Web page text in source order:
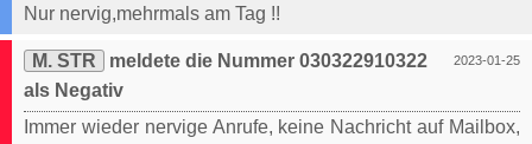
Nur nervig,mehrmals am Tag !!
2023-01-25
M. STR
meldete die Nummer 030322910322
als Negativ
Immer wieder nervige Anrufe, keine Nachricht auf Mailbox,